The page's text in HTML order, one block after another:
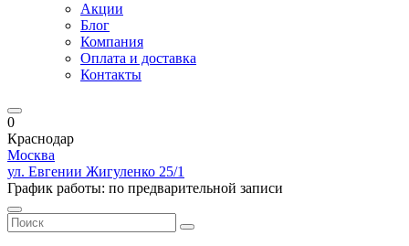
Акции
Блог
Компания
Оплата и доставка
Контакты
0
Краснодар
Москва
ул. Евгении Жигуленко 25/1
График работы: по предварительной записи